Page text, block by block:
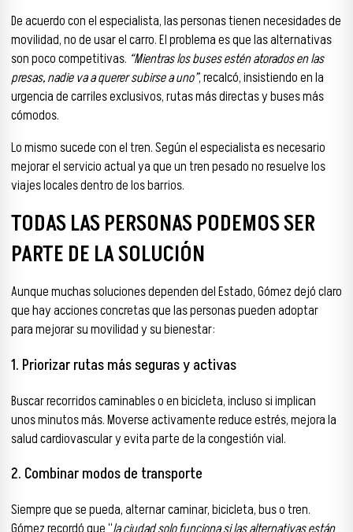
De acuerdo con el especialista, las personas tienen necesidades de
movilidad, no de usar el carro. El problema es que las alternativas
son poco competitivas. “Mientras los buses estén atorados en las
presas, nadie va a querer subirse a uno”, recalcó, insistiendo en la
urgencia de carriles exclusivos, rutas más directas y buses más
cómodos.
Lo mismo sucede con el tren. Según el especialista es necesario
mejorar el servicio actual ya que un tren pesado no resuelve los
viajes locales dentro de los barrios.
TODAS LAS PERSONAS PODEMOS SER
PARTE DE LA SOLUCIÓN
Aunque muchas soluciones dependen del Estado, Gómez dejó claro
que hay acciones concretas que las personas pueden adoptar
para mejorar su movilidad y su bienestar:
1. Priorizar rutas más seguras y activas
Buscar recorridos caminables o en bicicleta, incluso si implican
unos minutos más. Moverse activamente reduce estrés, mejora la
salud cardiovascular y evita parte de la congestión vial.
2. Combinar modos de transporte
Siempre que se pueda, alternar caminar, bicicleta, bus o tren.